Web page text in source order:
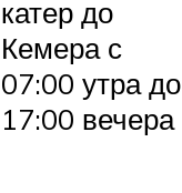
катер до
Кемера с
07:00 утра до
17:00 вечера